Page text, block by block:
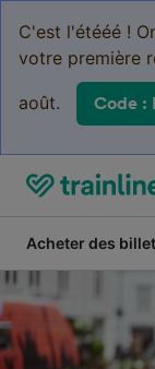
C'est l'étééé !
votre première
août. Code :
Acheter des